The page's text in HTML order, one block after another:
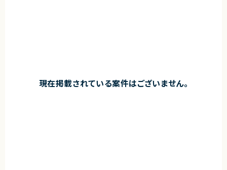
現在掲載されている案件はございません。